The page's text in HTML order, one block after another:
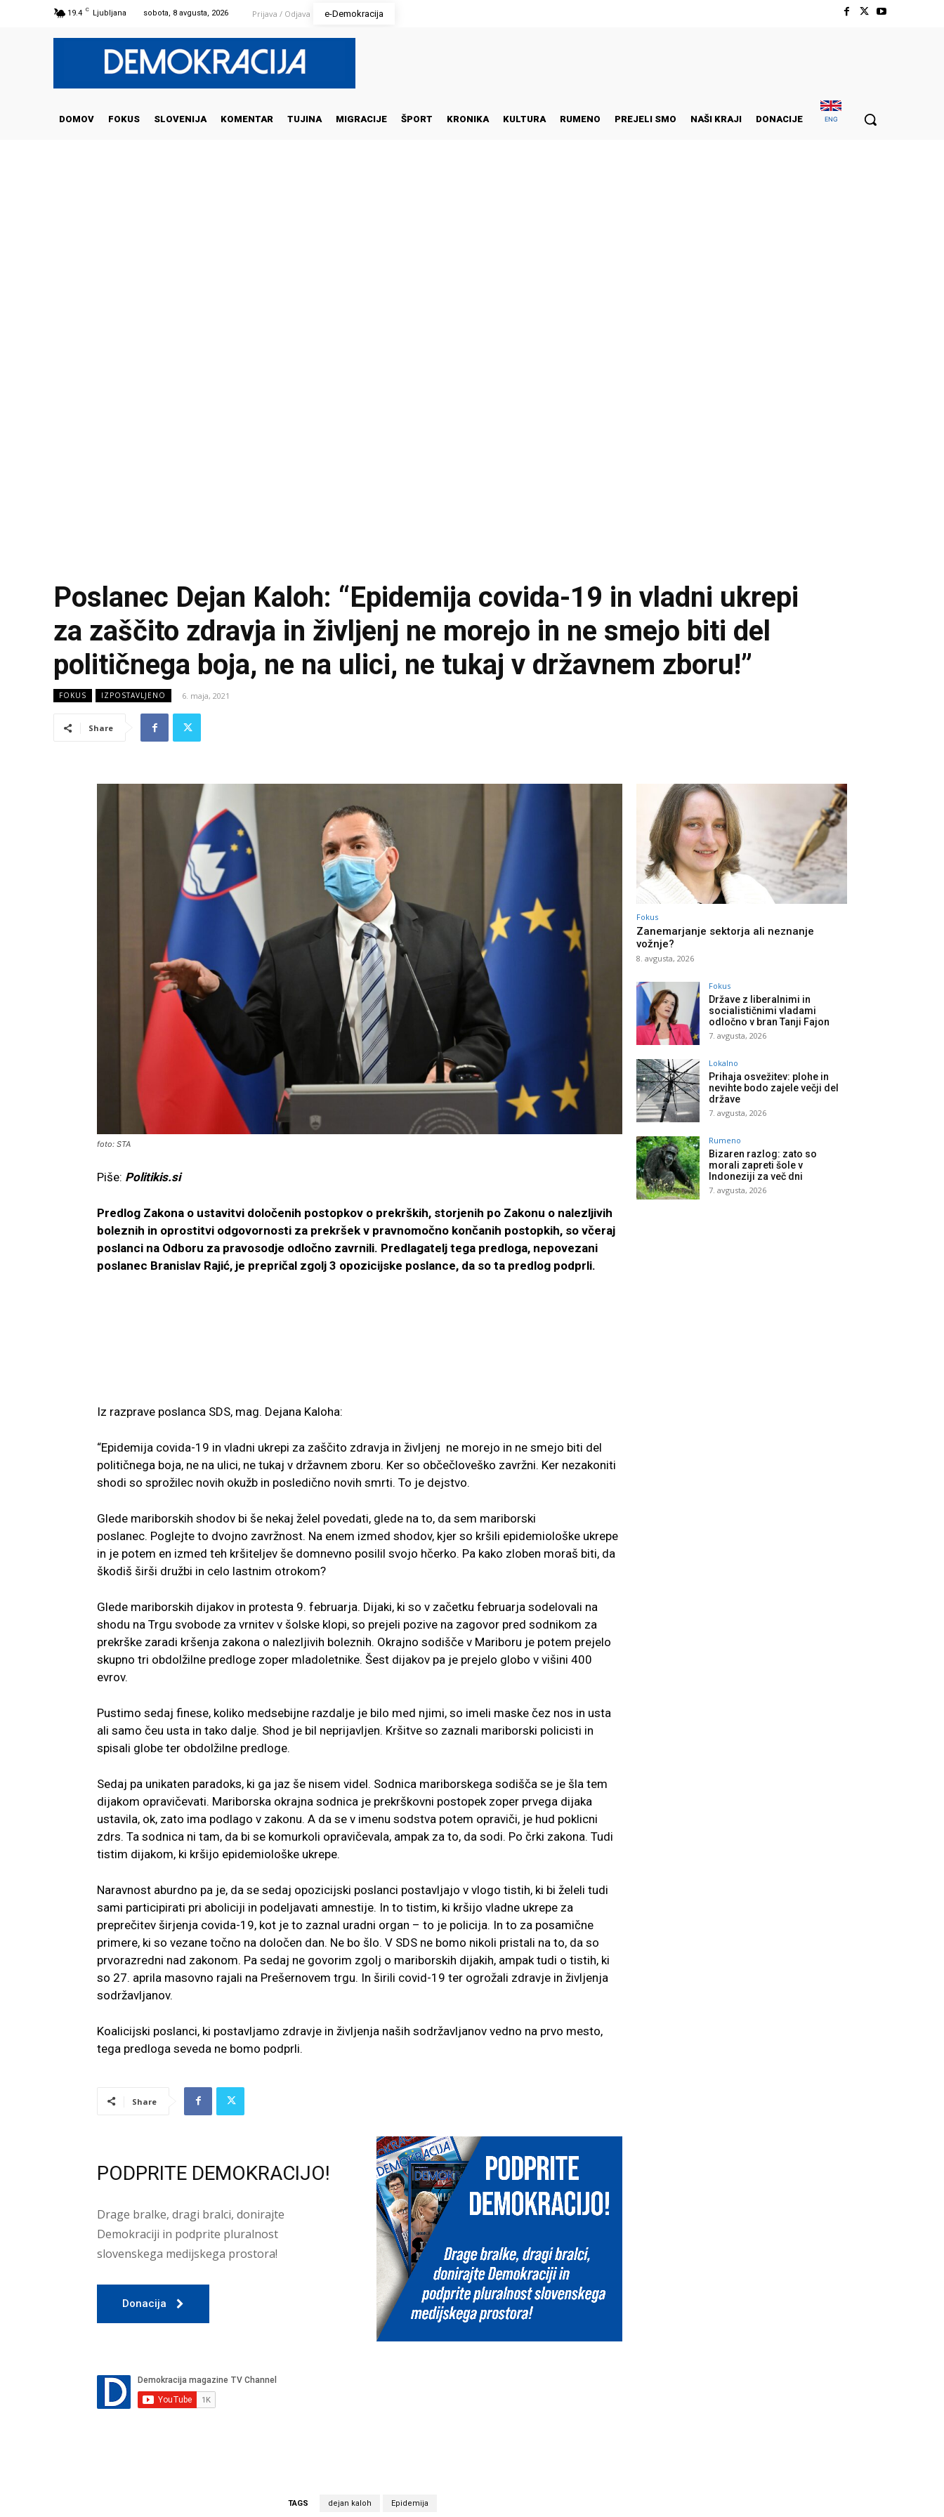
19.4 C Ljubljana sobota, 8 avgusta, 2026 Prijava / Odjava e-Demokracija
DOMOV FOKUS SLOVENIJA KOMENTAR TUJINA MIGRACIJE ŠPORT KRONIKA KULTURA RUMENO PREJELI SMO NAŠI KRAJI DONACIJE ENG
Poslanec Dejan Kaloh: “Epidemija covida-19 in vladni ukrepi
za zaščito zdravja in življenj ne morejo in ne smejo biti del
političnega boja, ne na ulici, ne tukaj v državnem zboru!”
FOKUS IZPOSTAVLJENO 6. maja, 2021
Share
foto: STA
Piše: Politikis.si
Predlog Zakona o ustavitvi določenih postopkov o prekrških, storjenih po Zakonu o nalezljivih
boleznih in oprostitvi odgovornosti za prekršek v pravnomočno končanih postopkih, so včeraj
poslanci na Odboru za pravosodje odločno zavrnili. Predlagatelj tega predloga, nepovezani
poslanec Branislav Rajić, je prepričal zgolj 3 opozicijske poslance, da so ta predlog podprli.
Iz razprave poslanca SDS, mag. Dejana Kaloha:
“Epidemija covida-19 in vladni ukrepi za zaščito zdravja in življenj ne morejo in ne smejo biti del
političnega boja, ne na ulici, ne tukaj v državnem zboru. Ker so občečloveško zavržni. Ker nezakoniti
shodi so sprožilec novih okužb in posledično novih smrti. To je dejstvo.
Glede mariborskih shodov bi še nekaj želel povedati, glede na to, da sem mariborski
poslanec. Poglejte to dvojno zavržnost. Na enem izmed shodov, kjer so kršili epidemiološke ukrepe
in je potem en izmed teh kršiteljev še domnevno posilil svojo hčerko. Pa kako zloben moraš biti, da
škodiš širši družbi in celo lastnim otrokom?
Glede mariborskih dijakov in protesta 9. februarja. Dijaki, ki so v začetku februarja sodelovali na
shodu na Trgu svobode za vrnitev v šolske klopi, so prejeli pozive na zagovor pred sodnikom za
prekrške zaradi kršenja zakona o nalezljivih boleznih. Okrajno sodišče v Mariboru je potem prejelo
skupno tri obdolžilne predloge zoper mladoletnike. Šest dijakov pa je prejelo globo v višini 400
evrov.
Pustimo sedaj finese, koliko medsebijne razdalje je bilo med njimi, so imeli maske čez nos in usta
ali samo čeu usta in tako dalje. Shod je bil neprijavljen. Kršitve so zaznali mariborski policisti in
spisali globe ter obdolžilne predloge.
Sedaj pa unikaten paradoks, ki ga jaz še nisem videl. Sodnica mariborskega sodišča se je šla tem
dijakom opravičevati. Mariborska okrajna sodnica je prekrškovni postopek zoper prvega dijaka
ustavila, ok, zato ima podlago v zakonu. A da se v imenu sodstva potem opraviči, je hud poklicni
zdrs. Ta sodnica ni tam, da bi se komurkoli opravičevala, ampak za to, da sodi. Po črki zakona. Tudi
tistim dijakom, ki kršijo epidemiološke ukrepe.
Naravnost aburdno pa je, da se sedaj opozicijski poslanci postavljajo v vlogo tistih, ki bi želeli tudi
sami participirati pri aboliciji in podeljavati amnestije. In to tistim, ki kršijo vladne ukrepe za
preprečitev širjenja covida-19, kot je to zaznal uradni organ – to je policija. In to za posamične
primere, ki so vezane točno na določen dan. Ne bo šlo. V SDS ne bomo nikoli pristali na to, da so
prvorazredni nad zakonom. Pa sedaj ne govorim zgolj o mariborskih dijakih, ampak tudi o tistih, ki
so 27. aprila masovno rajali na Prešernovem trgu. In širili covid-19 ter ogrožali zdravje in življenja
sodržavljanov.
Koalicijski poslanci, ki postavljamo zdravje in življenja naših sodržavljanov vedno na prvo mesto,
tega predloga seveda ne bomo podprli.
Share
PODPRITE DEMOKRACIJO!
Drage bralke, dragi bralci, donirajte
Demokraciji in podprite pluralnost
slovenskega medijskega prostora!
Donacija
TAGS dejan kaloh Epidemija
Fokus
Zanemarjanje sektorja ali neznanje
vožnje?
8. avgusta, 2026
Fokus
Države z liberalnimi in
socialističnimi vladami
odločno v bran Tanji Fajon
7. avgusta, 2026
Lokalno
Prihaja osvežitev: plohe in
nevihte bodo zajele večji del
države
7. avgusta, 2026
Rumeno
Bizaren razlog: zato so
morali zapreti šole v
Indoneziji za več dni
7. avgusta, 2026